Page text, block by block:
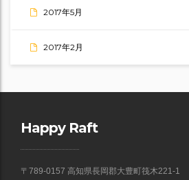
2017年5月
2017年2月
Happy Raft
〒789-0157 高知県長岡郡大豊町筏木221-1